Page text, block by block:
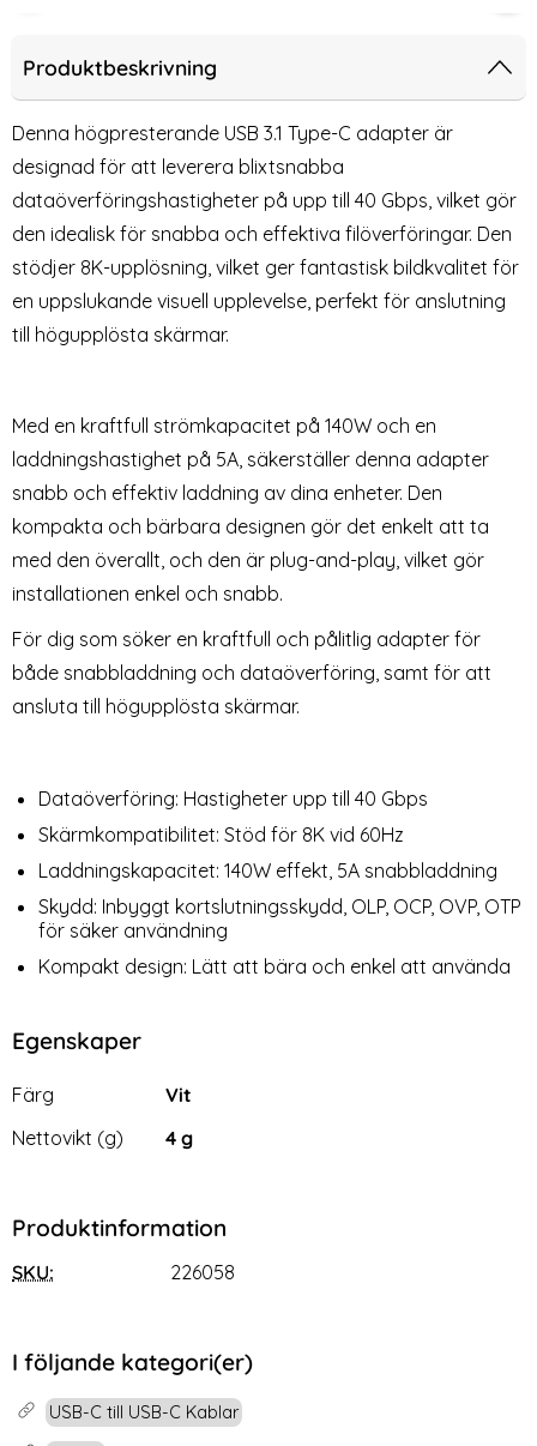
Kabel - Röd
8in1 USB-C/USB-A - USB-C/USB-A/SD/TF/AV3.5
MacBook MagSafe 2 till USB-
rea pris
209 kr Köp
MagSafe 2 till USB-C Adapter Snabbladdning
MacBook MagSafe 2 till USB-C
rea pris
129 kr
Tillgänglighet:
140W USB 3.1 USB-C Hane till
Produktbeskrivning
Denna högpresterande USB 3.1 Type-C adapter är
designad för att leverera blixtsnabba
dataöverföringshastigheter på upp till 40 Gbps, vilket gör
den idealisk för snabba och effektiva filöverföringar. Den
stödjer 8K-upplösning, vilket ger fantastisk bildkvalitet för
en uppslukande visuell upplevelse, perfekt för anslutning
till högupplösta skärmar.
Med en kraftfull strömkapacitet på 140W och en
laddningshastighet på 5A, säkerställer denna adapter
snabb och effektiv laddning av dina enheter. Den
kompakta och bärbara designen gör det enkelt att ta
med den överallt, och den är plug-and-play, vilket gör
installationen enkel och snabb.
För dig som söker en kraftfull och pålitlig adapter för
både snabbladdning och dataöverföring, samt för att
ansluta till högupplösta skärmar.
Dataöverföring: Hastigheter upp till 40 Gbps
Skärmkompatibilitet: Stöd för 8K vid 60Hz
Laddningskapacitet: 140W effekt, 5A snabbladdning
Skydd: Inbyggt kortslutningsskydd, OLP, OCP, OVP, OTP
för säker användning
Kompakt design: Lätt att bära och enkel att använda
Egenskaper
Egenskaper/attribut för denna produkt
Attribut
Färg
Vit
Nettovikt (g)
4 g
Produktinformation
SKU: 226058
I följande kategori(er)
USB-C till USB-C Kablar